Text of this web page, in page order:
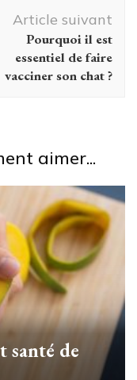
Article suivant
Pourquoi il est
essentiel de faire
vacciner son chat ?
aimer...
santé de